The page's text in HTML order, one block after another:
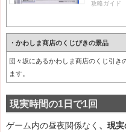
攻略ガイド
・かわしま商店のくじびきの景品
団々坂にあるかわしま商店のくじ引き
ます。
現実時間の1日で1回
ゲーム内の昼夜関係なく 、現